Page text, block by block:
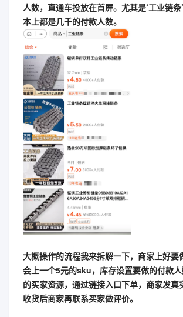
人数，直通车投放在首屏。 尤其是‘工业链
本上都是几千的付款人数。
大概操作的流程我来拆解一下，商家上好要
会上一个5元的sku，库存设置要做的付款
的买家资源，通过链接入口下单，商家发真
收货后商家再联系买家做评价。